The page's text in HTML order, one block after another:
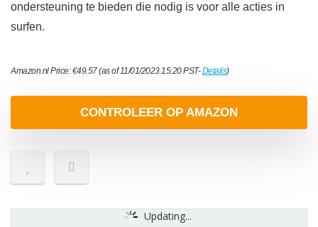
ondersteuning te bieden die nodig is voor alle acties in
surfen.
Amazon.nl Price:€49.57(as of 11/01/2023 15:20 PST-Details)
CONTROLEER OP AMAZON
Updating...